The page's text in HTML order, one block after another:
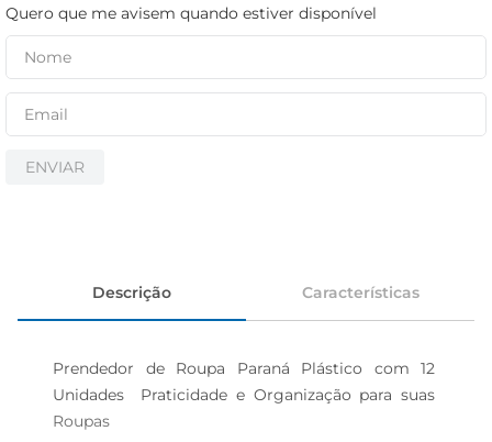
Quero que me avisem quando estiver disponível
ENVIAR
Descrição Características
Prendedor de Roupa Paraná Plástico com 12
Unidades  Praticidade e Organização para suas
Roupas
cerveja